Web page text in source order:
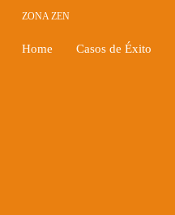
ZONA ZEN
Home Casos de Éxito